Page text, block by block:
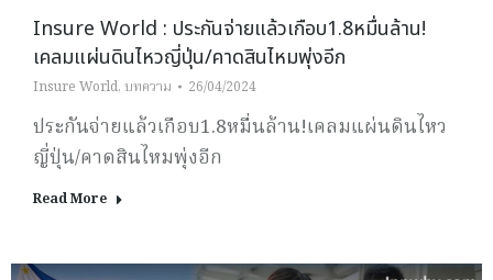
Insure World : ประกันจ่ายแล้วเกือบ1.8หมื่นล้าน!
เคลมแผ่นดินไหวญี่ปุ่น/คาดสินไหมพุ่งอีก
Insure World, บทความ 26/04/2024
ประกันจ่ายแล้วเกือบ1.8หมื่นล้าน!เคลมแผ่นดินไหว
ญี่ปุ่น/คาดสินไหมพุ่งอีก
Read More